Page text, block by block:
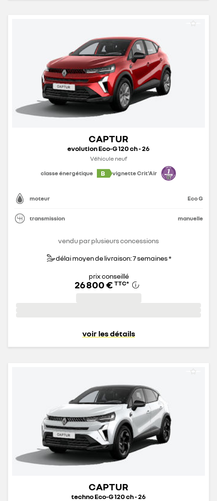
CAPTUR
evolution Eco-G 120 ch - 26
Véhicule neuf
classe énergétique
B vignette Crit'Air
moteur Eco G
transmission manuelle
vendu par plusieurs concessions
délai moyen de livraison: 7 semaines *
prix conseillé
26 800 € TTC*
voir les détails
CAPTUR
techno Eco-G 120 ch - 26